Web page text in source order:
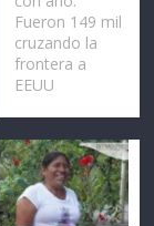
Fueron 149 mil
cruzando la
frontera a
EEUU